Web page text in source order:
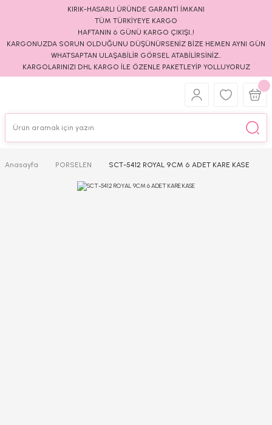
KIRIK-HASARLI ÜRÜNDE GARANTİ İMKANI
TÜM TÜRKİYEYE KARGO
HAFTANIN 6 GÜNÜ KARGO ÇIKIŞI..!
KARGONUZDA SORUN OLDUĞUNU DÜŞÜNÜRSENİZ BİZE HEMEN AYNI GÜN
WHATSAPTAN ULAŞABİLİR GÖRSEL ATABİLİRSİNİZ..
KARGOLARINIZI DHL KARGO İLE ÖZENLE PAKETLEYİP YOLLUYORUZ
Anasayfa PORSELEN SCT-5412 ROYAL 9CM 6 ADET KARE KASE